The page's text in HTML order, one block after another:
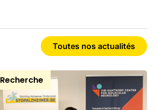
Toutes nos actualités
Recherche